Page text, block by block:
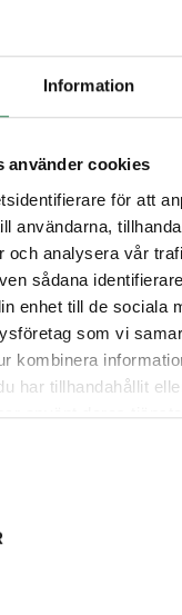
Information
använder cookies
för att
användarna,
och analysera vår
sådana
enhet till de sociala
som vi
kombinera
har tillhandahållit
använt deras
på Västerås